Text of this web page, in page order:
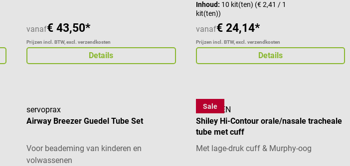
vanaf€ 43,50*
Prijzen incl. BTW, excl. verzendkosten
Details
Inhoud: 10 kit(ten) (€ 2,41 / 1
kit(ten))
vanaf€ 24,14*
Prijzen incl. BTW, excl. verzendkosten
Details
servoprax
Airway Breezer Guedel Tube Set
Voor beademing van kinderen en
volwassenen
Sale
COVIDIEN
Shiley Hi-Contour orale/nasale tracheale
tube met cuff
Met lage-druk cuff & Murphy-oog